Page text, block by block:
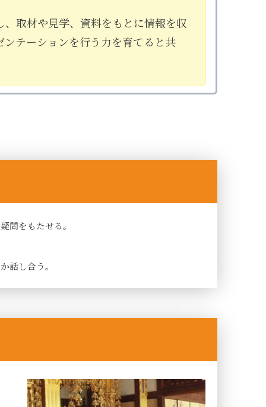
取材や見学、資料をもとに情報を収
テーションを行う力を育てると共
問をもたせる。
話し合う。